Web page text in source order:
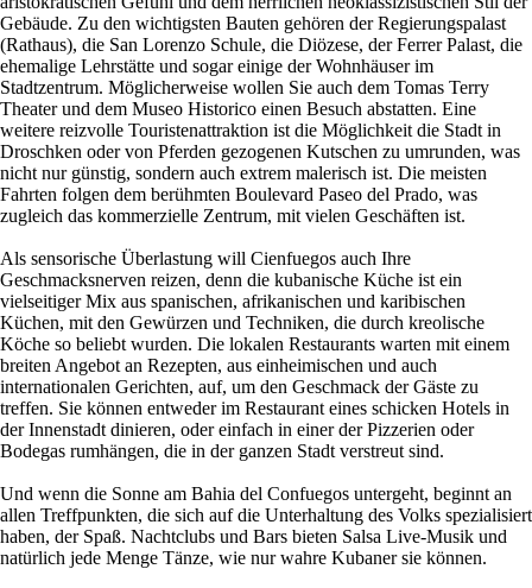
Gebäude. Zu den wichtigsten Bauten gehören der Regierungspalast
(Rathaus), die San Lorenzo Schule, die Diözese, der Ferrer Palast, die
ehemalige Lehrstätte und sogar einige der Wohnhäuser im
Stadtzentrum. Möglicherweise wollen Sie auch dem Tomas Terry
Theater und dem Museo Historico einen Besuch abstatten. Eine
weitere reizvolle Touristenattraktion ist die Möglichkeit die Stadt in
Droschken oder von Pferden gezogenen Kutschen zu umrunden, was
nicht nur günstig, sondern auch extrem malerisch ist. Die meisten
Fahrten folgen dem berühmten Boulevard Paseo del Prado, was
zugleich das kommerzielle Zentrum, mit vielen Geschäften ist.
Als sensorische Überlastung will Cienfuegos auch Ihre
Geschmacksnerven reizen, denn die kubanische Küche ist ein
vielseitiger Mix aus spanischen, afrikanischen und karibischen
Küchen, mit den Gewürzen und Techniken, die durch kreolische
Köche so beliebt wurden. Die lokalen Restaurants warten mit einem
breiten Angebot an Rezepten, aus einheimischen und auch
internationalen Gerichten, auf, um den Geschmack der Gäste zu
treffen. Sie können entweder im Restaurant eines schicken Hotels in
der Innenstadt dinieren, oder einfach in einer der Pizzerien oder
Bodegas rumhängen, die in der ganzen Stadt verstreut sind.
Und wenn die Sonne am Bahia del Confuegos untergeht, beginnt an
allen Treffpunkten, die sich auf die Unterhaltung des Volks spezialisiert
haben, der Spaß. Nachtclubs und Bars bieten Salsa Live-Musik und
natürlich jede Menge Tänze, wie nur wahre Kubaner sie können.